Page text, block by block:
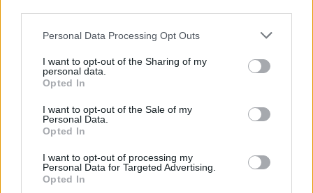
Please note that this website/app uses one or more Google
not limited to your visit or usage behaviour. You may click to
grant or deny consent to Google and its third-party tags to
use your data for below specified purposes in below Google
consent section.
Personal Data Processing Opt Outs
I want to opt-out of the Sharing of my
personal data.
Opted In
I want to opt-out of the Sale of my
Personal Data.
Opted In
I want to opt-out of processing my
Personal Data for Targeted Advertising.
Opted In
Σχόλια
Σχολίασε εδώ